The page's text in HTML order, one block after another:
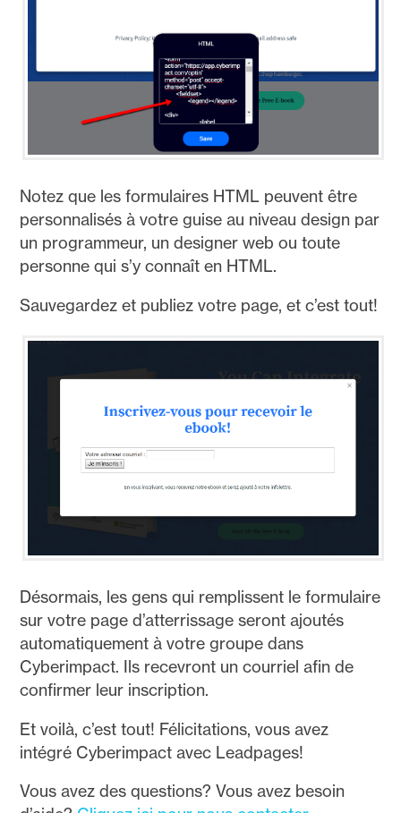
Notez que les formulaires HTML peuvent être
personnalisés à votre guise au niveau design par
un programmeur, un designer web ou toute
personne qui s’y connaît en HTML.
Sauvegardez et publiez votre page, et c’est tout!
Désormais, les gens qui remplissent le formulaire
sur votre page d’atterrissage seront ajoutés
automatiquement à votre groupe dans
Cyberimpact. Ils recevront un courriel afin de
confirmer leur inscription.
Et voilà, c’est tout! Félicitations, vous avez
intégré Cyberimpact avec Leadpages!
Vous avez des questions? Vous avez besoin